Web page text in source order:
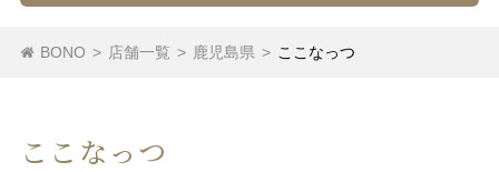
BONO > 店舗一覧 > 鹿児島県 > ここなっつ
ここなっつ